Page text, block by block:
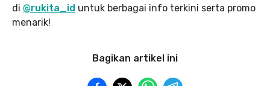
di @rukita_id untuk berbagai info terkini serta promo
menarik!
Bagikan artikel ini